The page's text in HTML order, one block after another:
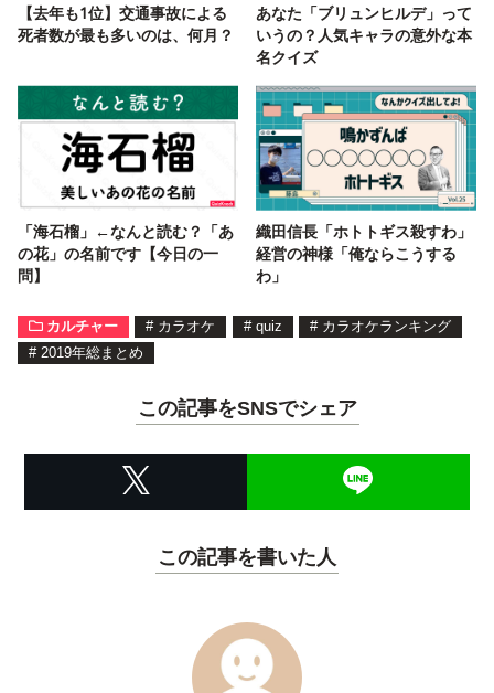
【去年も1位】交通事故による
死者数が最も多いのは、何月？
あなた「ブリュンヒルデ」って
いうの？人気キャラの意外な本
名クイズ
「海石榴」←なんと読む？「あ
の花」の名前です【今日の一
問】
織田信長「ホトトギス殺すわ」
経営の神様「俺ならこうする
わ」
カルチャー # カラオケ # quiz # カラオケランキング
# 2019年総まとめ
この記事をSNSでシェア
この記事を書いた人